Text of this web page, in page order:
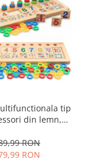
tip
din lemn,
pt cantitate,
si operatiuni
RON
RON